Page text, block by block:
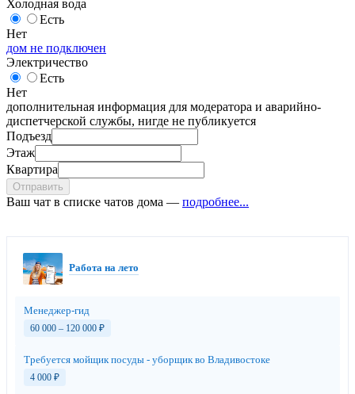
Холодная вода
Есть
Нет
дом не подключен
Электричество
Есть
Нет
дополнительная информация для модератора и аварийно-
диспетчерской службы, нигде не публикуется
Подъезд
Этаж
Квартира
Отправить
Ваш чат в списке чатов дома — подробнее...
Работа на лето
Менеджер-гид
60 000 – 120 000 ₽
Требуется мойщик посуды - уборщик во Владивостоке
4 000 ₽